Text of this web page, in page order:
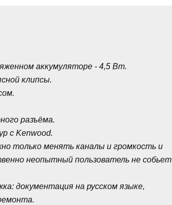
аккумуляторе - 4,5 Вт.
клипсы.
разъёма.
с Kenwood.
только менять каналы и громкость и
неопытный пользователь не собьет
документация на русском языке,